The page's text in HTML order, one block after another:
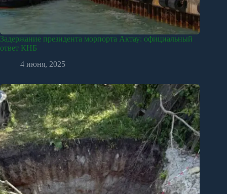
Задержание президента морпорта Актау: официальный
ответ КНБ
4 июня, 2025